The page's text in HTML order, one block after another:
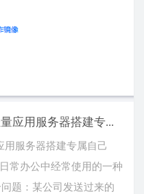
原来服务器这么有用-使用轻量应用服务器搭建专属自己PDF处理工具
用服务器搭建专属自己
常办公中经常使用的一种
题：某公司发送过来的